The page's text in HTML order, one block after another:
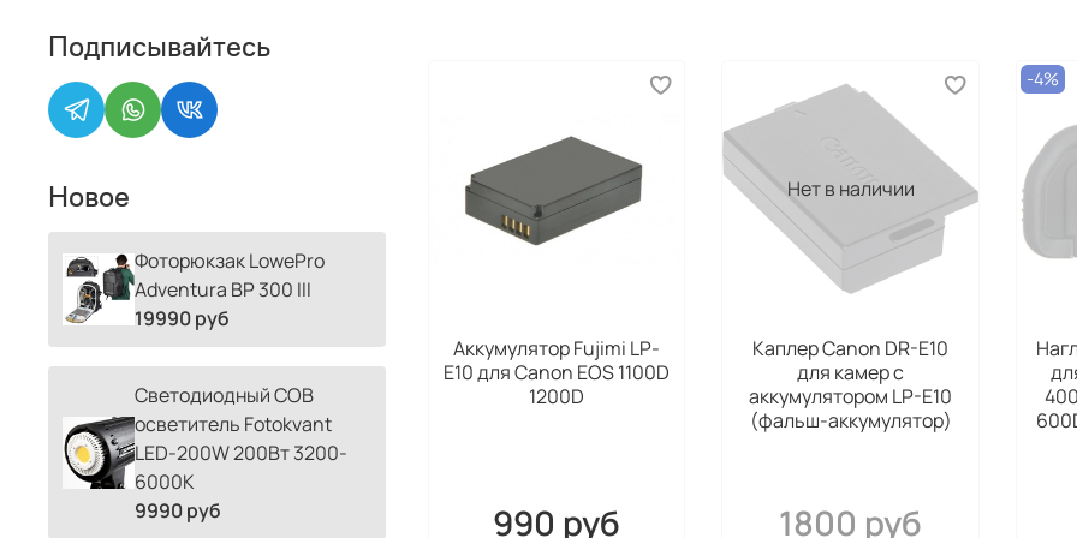
В
вида
Аккумулятор Fujimi LP-
E10 для Canon EOS 1100D
1200D
990 руб
Нет в наличии
Каплер Canon DR-E10
для камер с
аккумулятором LP-E10
(фальш-аккумулятор)
1800 руб
-4%
Подписывайтесь
Новое
Фоторюкзак LowePro
Adventura BP 300 III
19990 руб
Светодиодный COB
осветитель Fotokvant
LED-200W 200Вт 3200-
6000К
9990 руб